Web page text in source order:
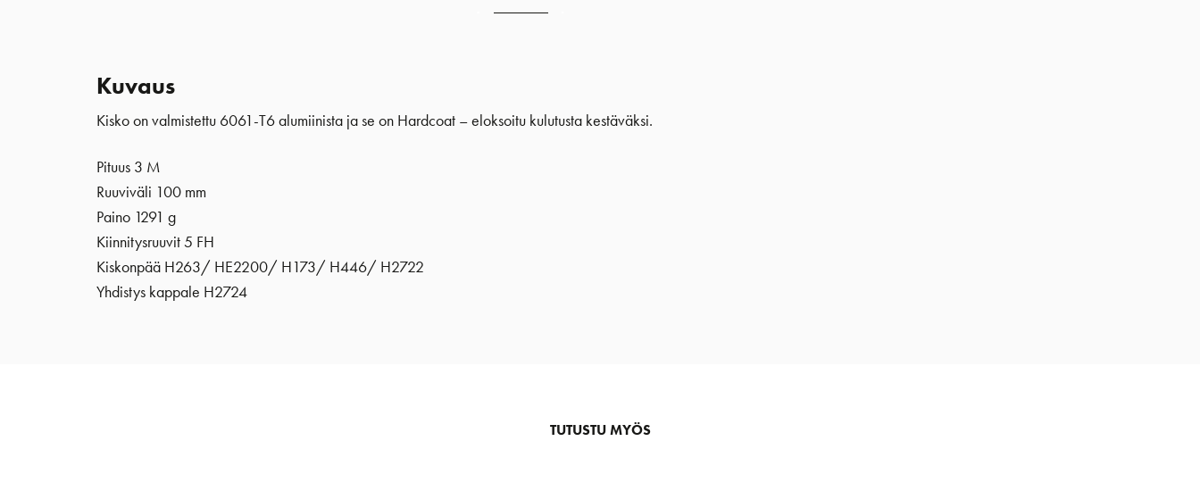
Kuvaus
Kisko on valmistettu 6061-T6 alumiinista ja se on Hardcoat – eloksoitu kulutusta kestäväksi.
Pituus 3 M
Ruuviväli 100 mm
Paino 1291 g
Kiinnitysruuvit 5 FH
Kiskonpää H263/ HE2200/ H173/ H446/ H2722
Yhdistys kappale H2724
TUTUSTU MYÖS